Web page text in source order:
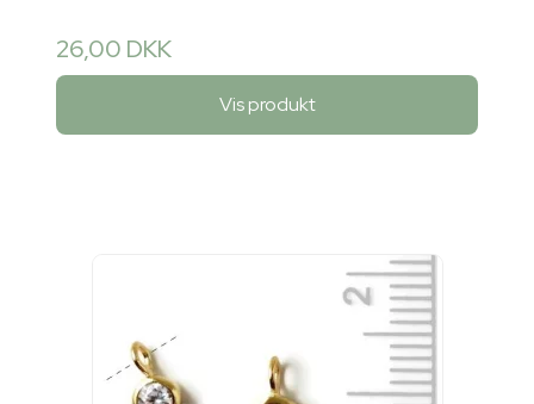
26,00 DKK
Vis produkt